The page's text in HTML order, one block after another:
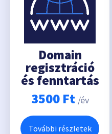
Domain
regisztráció
és fenntartás
3500 Ft /év
További részletek